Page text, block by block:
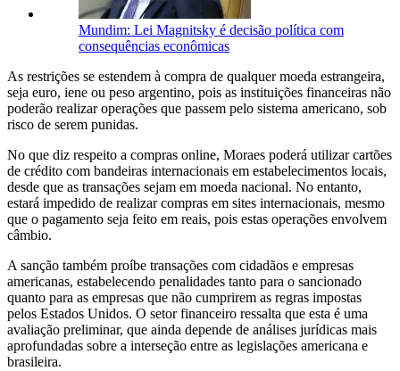
Mundim: Lei Magnitsky é decisão política com
consequências econômicas
As restrições se estendem à compra de qualquer moeda estrangeira,
seja euro, iene ou peso argentino, pois as instituições financeiras não
poderão realizar operações que passem pelo sistema americano, sob
risco de serem punidas.
No que diz respeito a compras online, Moraes poderá utilizar cartões
de crédito com bandeiras internacionais em estabelecimentos locais,
desde que as transações sejam em moeda nacional. No entanto,
estará impedido de realizar compras em sites internacionais, mesmo
que o pagamento seja feito em reais, pois estas operações envolvem
câmbio.
A sanção também proíbe transações com cidadãos e empresas
americanas, estabelecendo penalidades tanto para o sancionado
quanto para as empresas que não cumprirem as regras impostas
pelos Estados Unidos. O setor financeiro ressalta que esta é uma
avaliação preliminar, que ainda depende de análises jurídicas mais
aprofundadas sobre a interseção entre as legislações americana e
brasileira.